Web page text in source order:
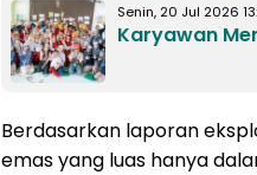
Senin, 20 Jul 2026
Karyawan
Berdasarkan laporan
emas yang luas hanya